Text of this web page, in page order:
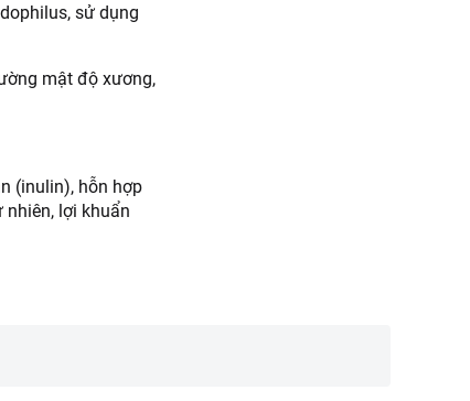
sử dụng
mật độ xương,
(inulin), hỗn hợp
lợi khuẩn